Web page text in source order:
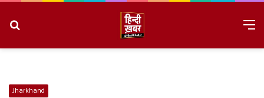
Jharkhand